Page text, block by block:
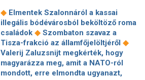
◆ Elmentek Szalonnáról a kassai
illegális bódévárosból beköltöző roma
családok ◆ Szombaton szavaz a
Tisza-frakció az államfőjelöltjéről ◆
Valerij Zaluzsnijt megkérték, hogy
magyarázza meg, amit a NATO-ról
mondott, erre elmondta ugyanazt,